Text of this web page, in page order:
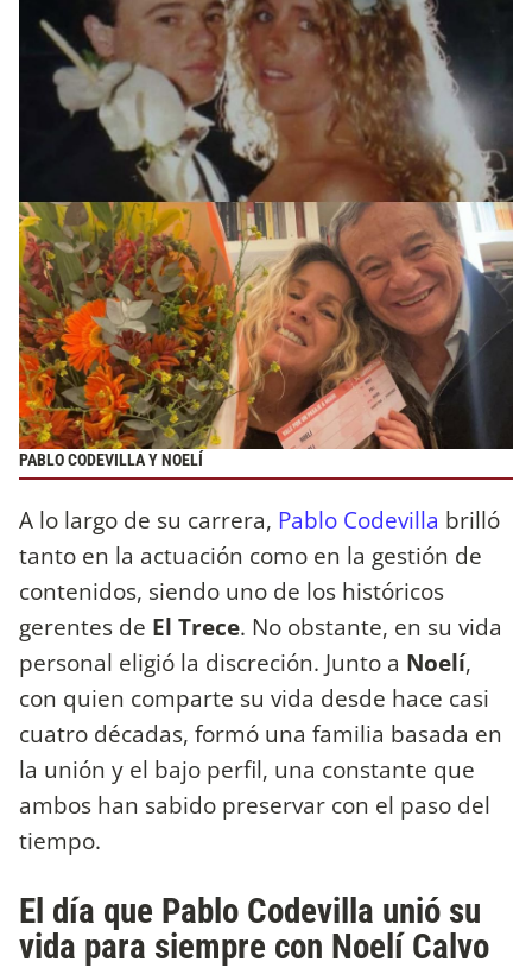
PABLO CODEVILLA Y NOELÍ
A lo largo de su carrera, Pablo Codevilla brilló
tanto en la actuación como en la gestión de
contenidos, siendo uno de los históricos
gerentes de El Trece. No obstante, en su vida
personal eligió la discreción. Junto a Noelí,
con quien comparte su vida desde hace casi
cuatro décadas, formó una familia basada en
la unión y el bajo perfil, una constante que
ambos han sabido preservar con el paso del
tiempo.
El día que Pablo Codevilla unió su
vida para siempre con Noelí Calvo